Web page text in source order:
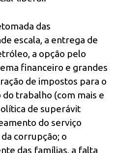
das
escala, a entrega de
a opção pelo
financeiro e grandes
de impostos para o
trabalho (com mais e
de superávit
do serviço
corrupção; o
das famílias, a falta